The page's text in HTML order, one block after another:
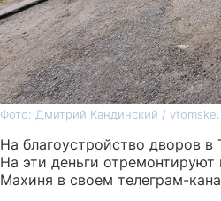
Фото: Дмитрий Кандинский /
На благоустройство дворов в
На эти деньги
Махиня в своем телеграм-